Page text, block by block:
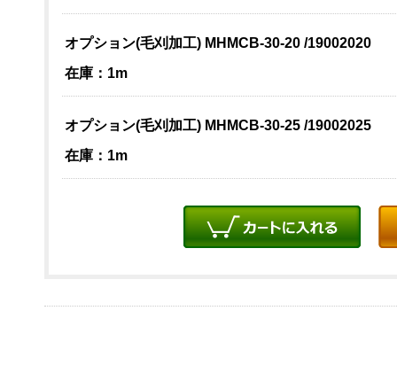
オプション(毛刈加工) MHMCB-30-20 /19002020
在庫：1m
オプション(毛刈加工) MHMCB-30-25 /19002025
在庫：1m